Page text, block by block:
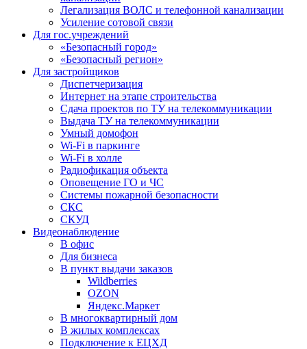
Легализация ВОЛС и телефонной канализации
Усиление сотовой связи
Для гос.учреждений
«Безопасный город»
«Безопасный регион»
Для застройщиков
Диспетчеризация
Интернет на этапе строительства
Сдача проектов по ТУ на телекоммуникации
Выдача ТУ на телекоммуникации
Умный домофон
Wi-Fi в паркинге
Wi-Fi в холле
Радиофикация объекта
Оповещение ГО и ЧС
Системы пожарной безопасности
СКС
СКУД
Видеонаблюдение
В офис
Для бизнеса
В пункт выдачи заказов
Wildberries
OZON
Яндекс.Маркет
В многоквартирный дом
В жилых комплексах
Подключение к ЕЦХД